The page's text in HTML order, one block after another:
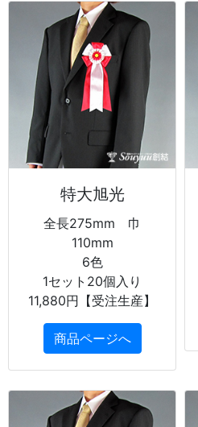
特大旭光
全長275mm 巾
110mm
6色
1セット20個入り
11,880円【受注生産】
商品ページへ